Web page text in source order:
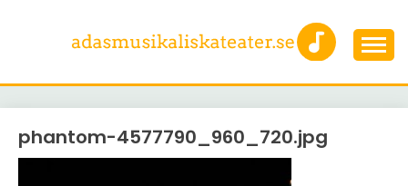
phantom-4577790_960_720.jpg